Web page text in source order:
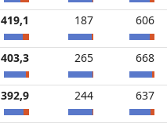
419,1 187 606
403,3 265 668
392,9 244 637